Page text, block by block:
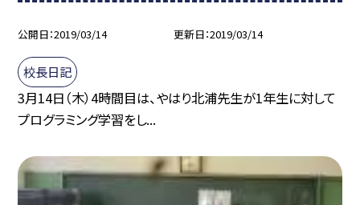
公開日 2019/03/14 更新日 2019/03/14
校長日記
3月14日（木）4時間目は、やはり北浦先生が1年生に対して
プログラミング学習をし...